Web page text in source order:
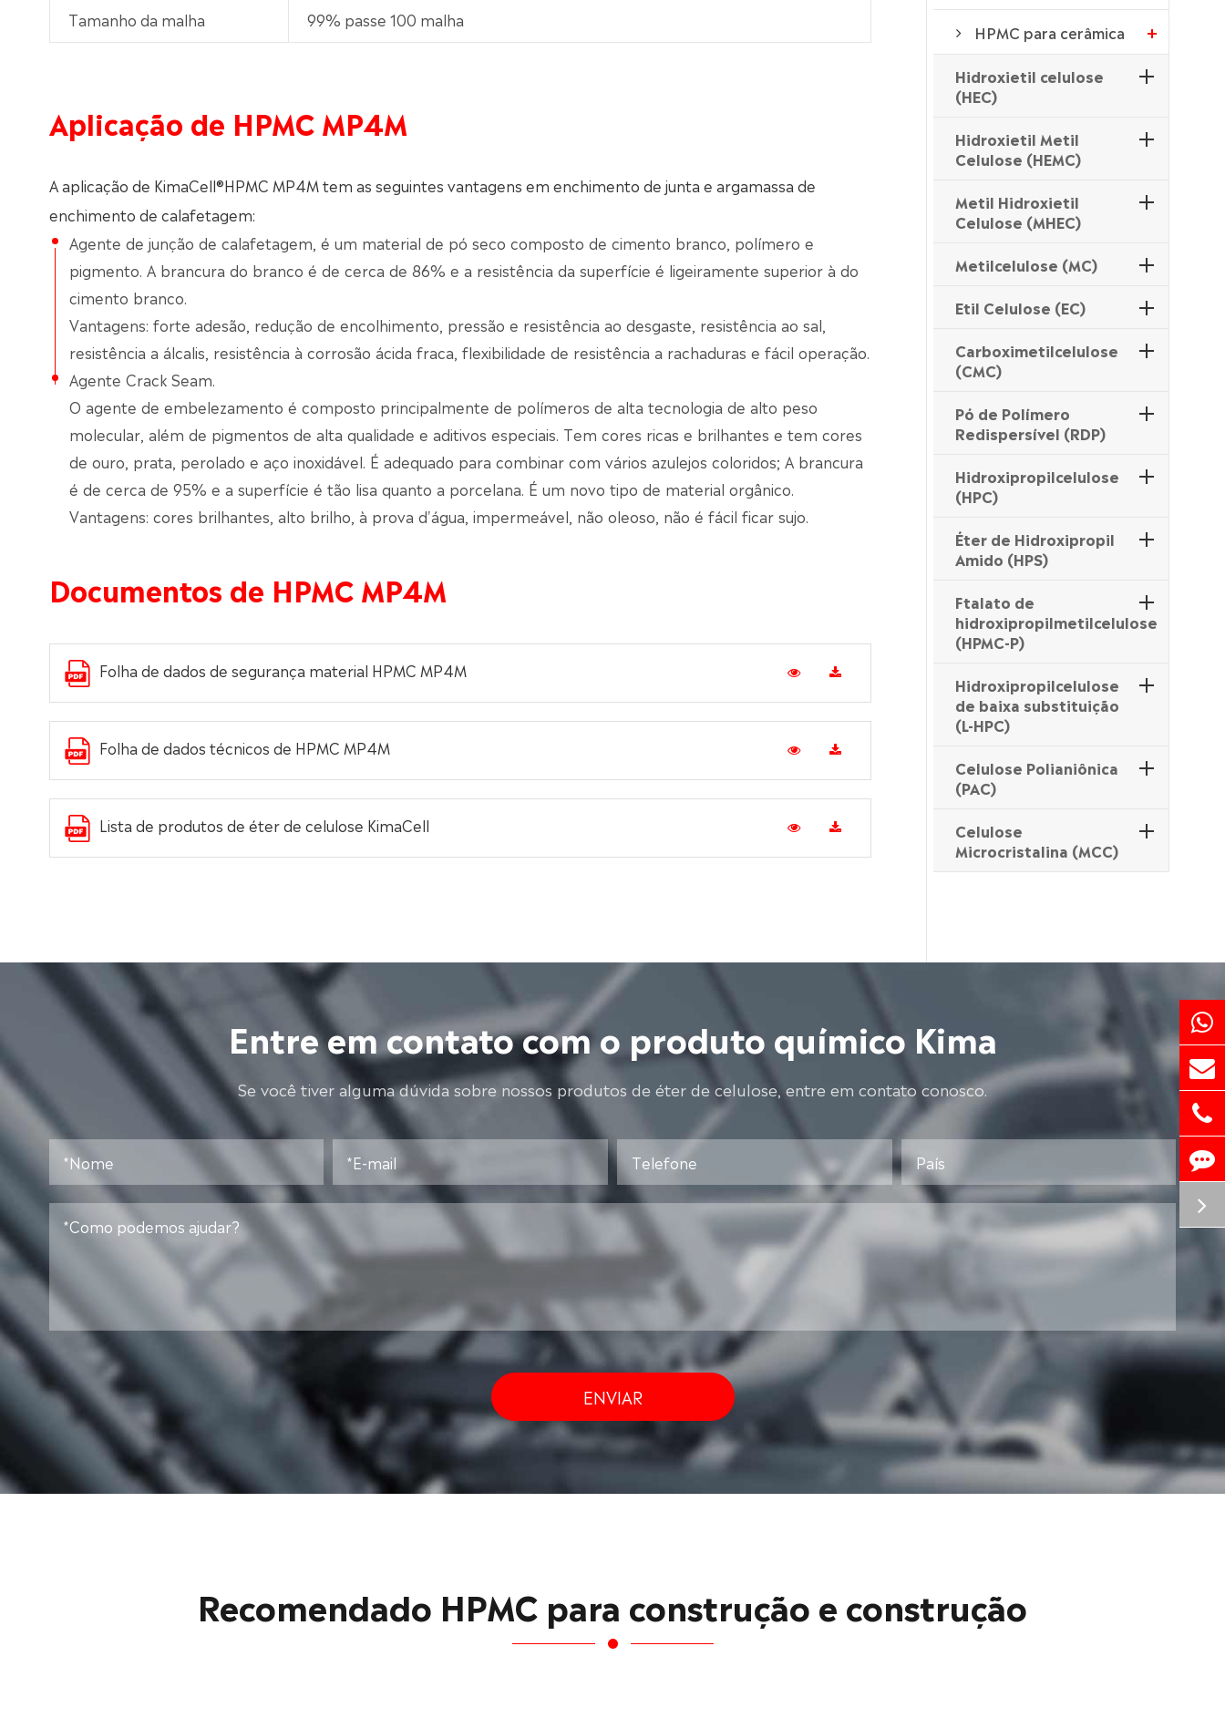
Tamanho da malha 99% passe 100 malha
Aplicação de HPMC MP4M
A aplicação de KimaCell®HPMC MP4M tem as seguintes vantagens em enchimento de junta e argamassa de
enchimento de calafetagem:
Agente de junção de calafetagem, é um material de pó seco composto de cimento branco, polímero e
pigmento. A brancura do branco é de cerca de 86% e a resistência da superfície é ligeiramente superior à do
cimento branco.
Vantagens: forte adesão, redução de encolhimento, pressão e resistência ao desgaste, resistência ao sal,
resistência a álcalis, resistência à corrosão ácida fraca, flexibilidade de resistência a rachaduras e fácil operação.
Agente Crack Seam.
O agente de embelezamento é composto principalmente de polímeros de alta tecnologia de alto peso
molecular, além de pigmentos de alta qualidade e aditivos especiais. Tem cores ricas e brilhantes e tem cores
de ouro, prata, perolado e aço inoxidável. É adequado para combinar com vários azulejos coloridos; A brancura
é de cerca de 95% e a superfície é tão lisa quanto a porcelana. É um novo tipo de material orgânico.
Vantagens: cores brilhantes, alto brilho, à prova d'água, impermeável, não oleoso, não é fácil ficar sujo.
Documentos de HPMC MP4M
Folha de dados de segurança material HPMC MP4M
Folha de dados técnicos de HPMC MP4M
Lista de produtos de éter de celulose KimaCell
HPMC para cerâmica
Hidroxietil celulose
(HEC)
Hidroxietil Metil
Celulose (HEMC)
Metil Hidroxietil
Celulose (MHEC)
Metilcelulose (MC)
Etil Celulose (EC)
Carboximetilcelulose
(CMC)
Pó de Polímero
Redispersível (RDP)
Hidroxipropilcelulose
(HPC)
Éter de Hidroxipropil
Amido (HPS)
Ftalato de
hidroxipropilmetilcelulose
(HPMC-P)
Hidroxipropilcelulose
de baixa substituição
(L-HPC)
Celulose Polianiônica
(PAC)
Celulose
Microcristalina (MCC)
Entre em contato com o produto químico Kima
Se você tiver alguma dúvida sobre nossos produtos de éter de celulose, entre em contato conosco.
ENVIAR
Recomendado HPMC para construção e construção